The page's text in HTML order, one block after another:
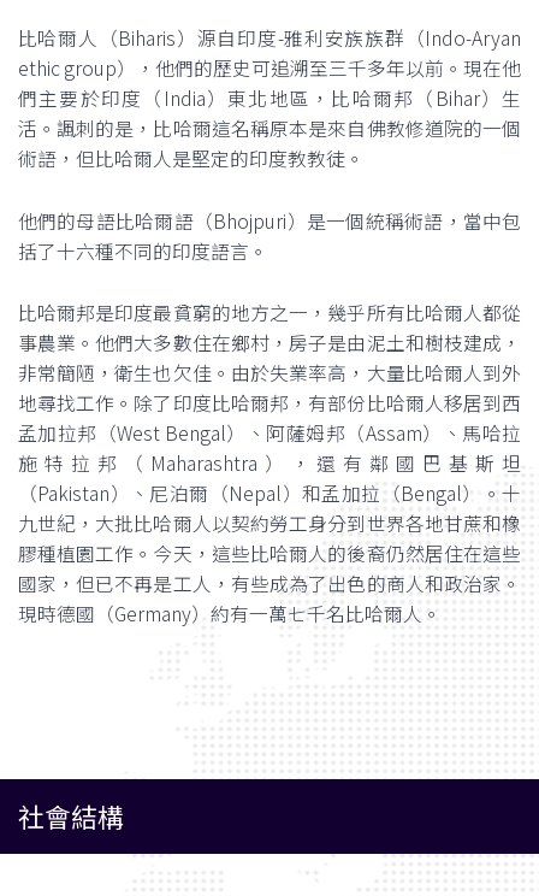
比哈爾人（Biharis）源自印度-雅利安族族群（Indo-Aryan
ethic group），他們的歷史可追溯至三千多年以前。現在他
們主要於印度（India）東北地區，比哈爾邦（Bihar）生
活。諷刺的是，比哈爾這名稱原本是來自佛教修道院的一個
術語，但比哈爾人是堅定的印度教教徒。
他們的母語比哈爾語（Bhojpuri）是一個統稱術語，當中包
括了十六種不同的印度語言。
比哈爾邦是印度最貧窮的地方之一，幾乎所有比哈爾人都從
事農業。他們大多數住在鄉村，房子是由泥土和樹枝建成，
非常簡陋，衛生也欠佳。由於失業率高，大量比哈爾人到外
地尋找工作。除了印度比哈爾邦，有部份比哈爾人移居到西
孟加拉邦（West Bengal）、阿薩姆邦（Assam）、馬哈拉
施特拉邦（Maharashtra），還有鄰國巴基斯坦
（Pakistan）、尼泊爾（Nepal）和孟加拉（Bengal）。十
九世紀，大批比哈爾人以契約勞工身分到世界各地甘蔗和橡
膠種植園工作。今天，這些比哈爾人的後裔仍然居住在這些
國家，但已不再是工人，有些成為了出色的商人和政治家。
現時德國（Germany）約有一萬七千名比哈爾人。
社會結構